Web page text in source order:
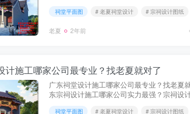
设计图片，明清风格祠堂图片，汉唐风格...
祠堂平面图 # 老夏祠堂设计 # 宗祠设计图纸
老夏 2年前
计施工哪家公司最专业？找老夏就对了
广东祠堂设计施工哪家公司最专业？找老夏
东宗祠设计施工哪家公司实力最强？宗祠设
祠堂平面图 # 老夏祠堂设计 # 宗祠设计图纸